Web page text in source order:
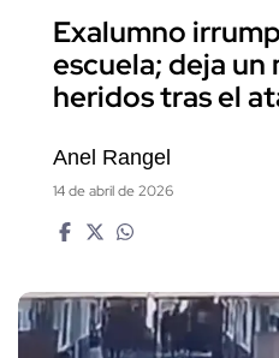
Exalumno
escuela; deja un
heridos tras el
Anel Rangel
14 de abril de 2026